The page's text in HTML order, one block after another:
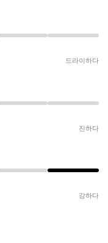
드라이하다
진하다
강하다